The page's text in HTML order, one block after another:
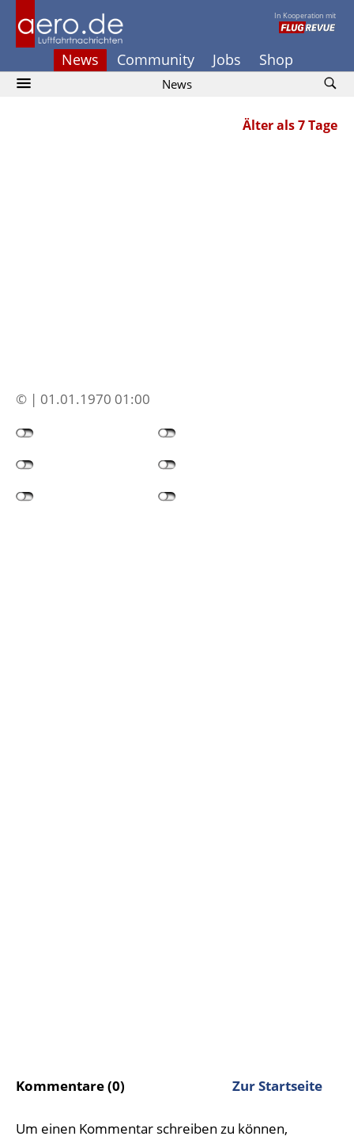
In Kooperation mit
News Community Jobs Shop
News
Älter als 7 Tage
© | 01.01.1970 01:00
Kommentare (0) Zur Startseite
Um einen Kommentar schreiben zu können,